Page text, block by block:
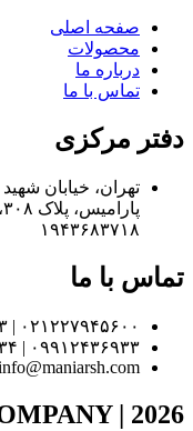
صفحه اصلی
محصولات
درباره ما
تماس با ما
دفتر مرکزی
تهران، خیابان
۱۹۴۳۶۸۳۷۱۸
تماس با ما
۰۲۱۲۲۷۹۴۵۶۰۰ | ۰۲۱۲۲۷۹۴۶۷۳
۰۹۹۱۲۴۳۶۹۳۳ | ۰۹۹۱۲۴۳۶۹۳۴
| 2026